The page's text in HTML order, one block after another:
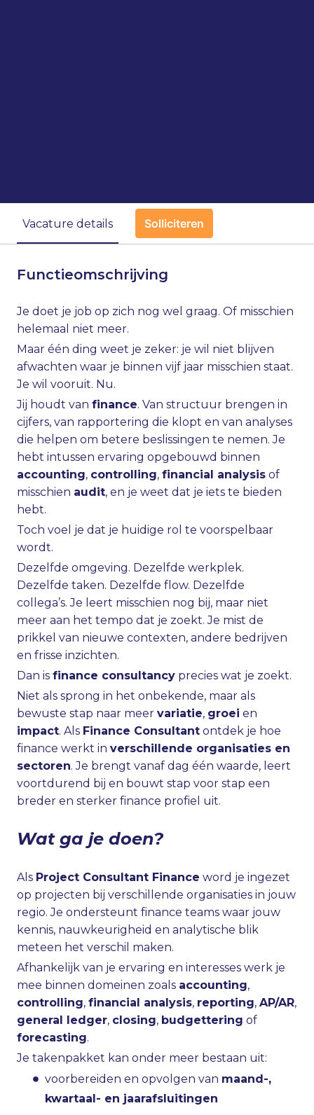
Vacature details Solliciteren
Functieomschrijving
Je doet je job op zich nog wel graag. Of misschien
helemaal niet meer.
Maar één ding weet je zeker: je wil niet blijven
afwachten waar je binnen vijf jaar misschien staat.
Je wil vooruit. Nu.
Jij houdt van finance. Van structuur brengen in
cijfers, van rapportering die klopt en van analyses
die helpen om betere beslissingen te nemen. Je
hebt intussen ervaring opgebouwd binnen
accounting, controlling, financial analysis of
misschien audit, en je weet dat je iets te bieden
hebt.
Toch voel je dat je huidige rol te voorspelbaar
wordt.
Dezelfde omgeving. Dezelfde werkplek.
Dezelfde taken. Dezelfde flow. Dezelfde
collega’s. Je leert misschien nog bij, maar niet
meer aan het tempo dat je zoekt. Je mist de
prikkel van nieuwe contexten, andere bedrijven
en frisse inzichten.
Dan is finance consultancy precies wat je zoekt.
Niet als sprong in het onbekende, maar als
bewuste stap naar meer variatie, groei en
impact. Als Finance Consultant ontdek je hoe
finance werkt in verschillende organisaties en
sectoren. Je brengt vanaf dag één waarde, leert
voortdurend bij en bouwt stap voor stap een
breder en sterker finance profiel uit.
Wat ga je doen?
Als Project Consultant Finance word je ingezet
op projecten bij verschillende organisaties in jouw
regio. Je ondersteunt finance teams waar jouw
kennis, nauwkeurigheid en analytische blik
meteen het verschil maken.
Afhankelijk van je ervaring en interesses werk je
mee binnen domeinen zoals accounting,
controlling, financial analysis, reporting, AP/AR,
general ledger, closing, budgettering of
forecasting.
Je takenpakket kan onder meer bestaan uit:
voorbereiden en opvolgen van maand-,
kwartaal- en jaarafsluitingen